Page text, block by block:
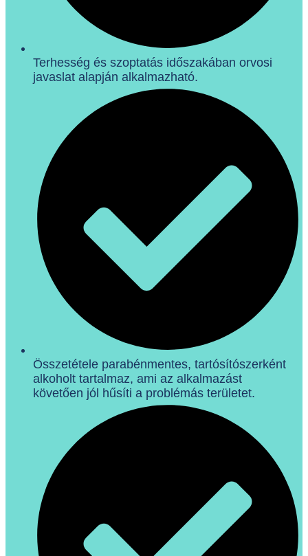
Terhesség és szoptatás időszakában orvosi
javaslat alapján alkalmazható.
Összetétele parabénmentes, tartósítószerként
alkoholt tartalmaz, ami az alkalmazást
követően jól hűsíti a problémás területet.